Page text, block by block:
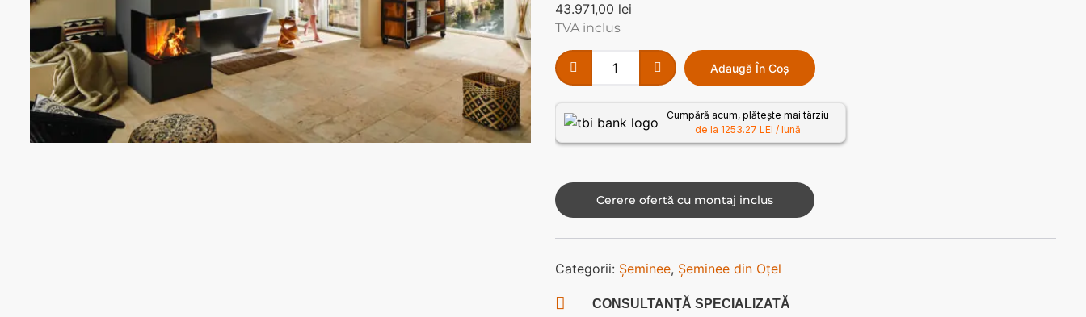
43.971,00 lei
TVA inclus
Adaugă În Coș
Cumpără acum, plătește mai târziu
de la 1253.27 LEI / lună
Cerere ofertă cu montaj inclus
Categorii: Șeminee, Șeminee din Oțel
CONSULTANȚĂ SPECIALIZATĂ